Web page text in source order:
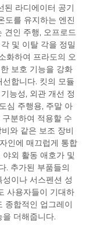
된 라디에이터 공기
도를 유지하는 엔진
견인 주행, 오프로드
및 이탈 각을 정밀
화하여 프라도의 오
보호 기능을 강화
합니다. 킷의 모듈
능성, 외관 개선 정
심 주행용, 주말 아
분하여 적용할 수
와 같은 보조 장비
인에 매끄럽게 통합
외 활동 애호가 및
. 추가된 부품들의
이나 서스펜션 성
사용자들이 기대하
종합적인 업그레이
더해줍니다.